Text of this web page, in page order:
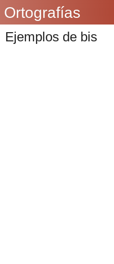
Ortografías
Ejemplos de bis